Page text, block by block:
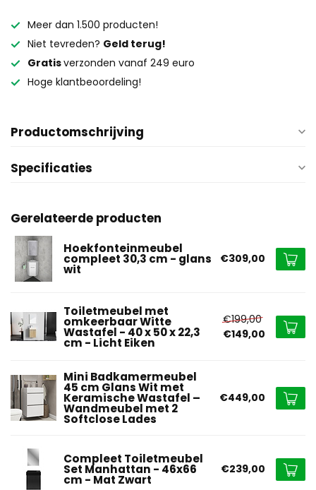
Meer dan 1.500 producten!
Niet tevreden? Geld terug!
Gratisverzonden vanaf 249 euro
Hoge klantbeoordeling!
Productomschrijving
Specificaties
Gerelateerde producten
Hoekfonteinmeubel
compleet 30,3 cm - glans
wit
€309,00
Toiletmeubel met
omkeerbaar Witte
Wastafel - 40 x 50 x 22,3
cm - Licht Eiken
€199,00
€149,00
Mini Badkamermeubel
45 cm Glans Wit met
Keramische Wastafel –
Wandmeubel met 2
Softclose Lades
€449,00
Compleet Toiletmeubel
Set Manhattan - 46x66
cm - Mat Zwart
€239,00